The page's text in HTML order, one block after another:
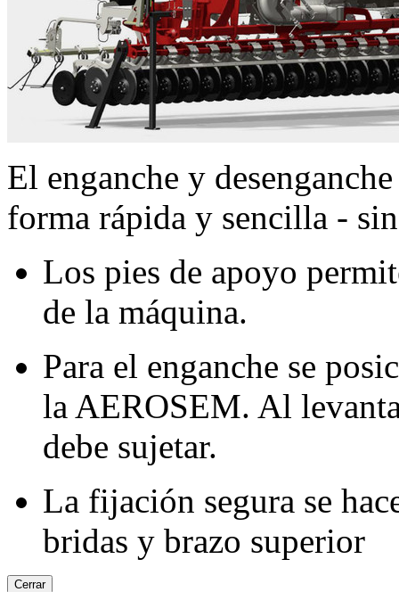
El enganche y
forma rápida y sencilla -
Los pies de apoyo
de la máquina.
Para el enganche se
la AEROSEM. Al
debe sujetar.
La fijación segura se
bridas y brazo superior
Cerrar